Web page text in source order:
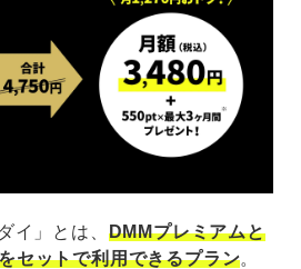
イ」とは、 DMMプレミアムと
セットで利用できるプラン。